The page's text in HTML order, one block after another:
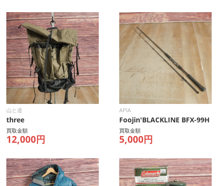
山と道
three
買取金額
12,000円
APIA
Foojin'BLACKLINE BFX-99H
買取金額
5,000円